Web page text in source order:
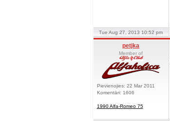
Tue Aug 27, 2013 10:52 pm
petjka
Member of
Pievienojies: 22 Mar 2011
Komentāri: 1606
1990 Alfa-Romeo 75